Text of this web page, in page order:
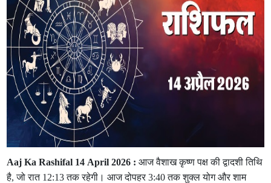
Aaj Ka Rashifal 14 April 2026 : आज वैशाख कृष्ण पक्ष की द्वादशी तिथि
है, जो रात 12:13 तक रहेगी। आज दोपहर 3:40 तक शुक्ल योग और शाम